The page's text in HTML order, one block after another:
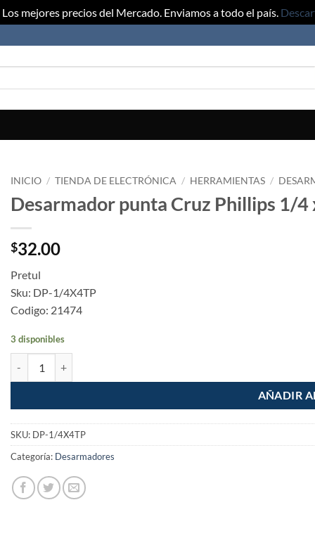
Los mejores precios del Mercado. Enviamos a todo el país.
INICIO / TIENDA DE ELECTRÓNICA / HERRAMIENTAS /
Desarmador punta Cruz Phillips 1/4
$32.00
Pretul
Sku: DP-1/4X4TP
Codigo: 21474
3 disponibles
AÑADIR
SKU: DP-1/4X4TP
Categoría: Desarmadores